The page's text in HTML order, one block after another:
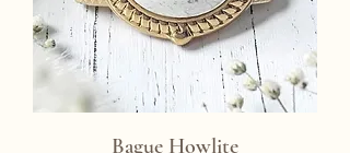
Bague Howlite